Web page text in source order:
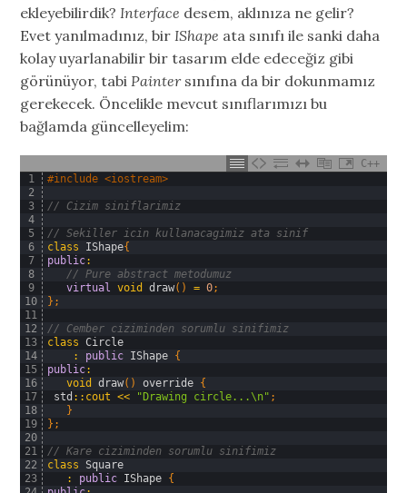
ekleyebilirdik? Interface desem, aklınıza ne gelir?
Evet yanılmadınız, bir IShape ata sınıfı ile sanki daha
kolay uyarlanabilir bir tasarım elde edeceğiz gibi
görünüyor, tabi Paintersınıfına da bir dokunmamız
gerekecek. Öncelikle mevcut sınıflarımızı bu
bağlamda güncelleyelim:
C++
1
2
3
4
5
6
7
8
9
10
11
12
13
14
15
16
17
18
19
20
21
22
23
#include <iostream>
// Cizim siniflarimiz
// Sekiller icin kullanacagimiz ata sinif
class
IShape{
public:
// Pure abstract metodumuz
virtual
void draw( ) = 0;
} ;
// Cember ciziminden sorumlu sinifimiz
class
Circle
:
public IShape {
public:
void
draw( ) override {
std :: cout << "Drawing circle...\n" ;
}
} ;
// Kare ciziminden sorumlu sinifimiz
class
Square
:
public IShape {